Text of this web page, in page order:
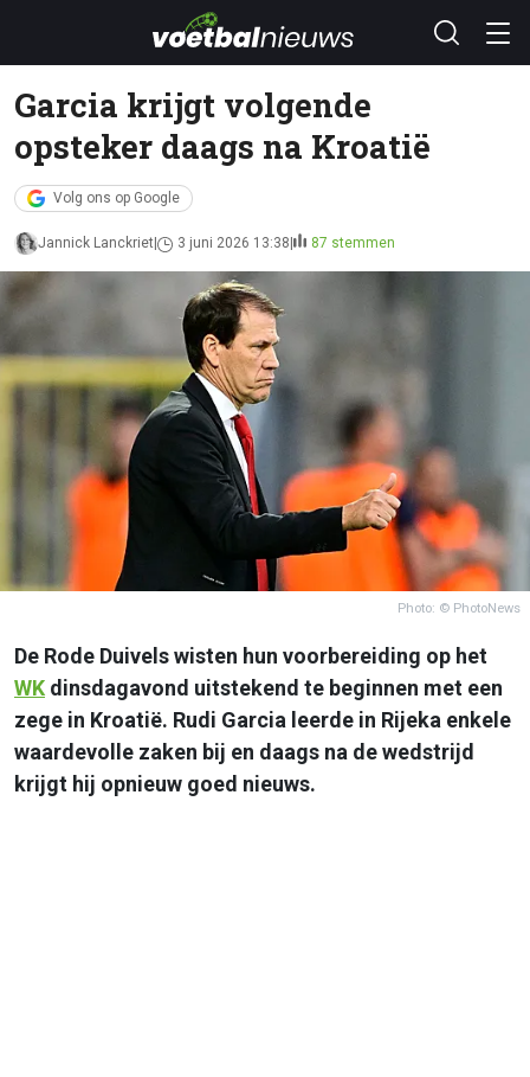
Garcia krijgt volgende
opsteker daags na Kroatië
Volg ons op Google
Jannick Lanckriet 3 juni 2026 13:38 87 stemmen
Photo: © PhotoNews
De Rode Duivels wisten hun voorbereiding op het
WK dinsdagavond uitstekend te beginnen met een
zege in Kroatië. Rudi Garcia leerde in Rijeka enkele
waardevolle zaken bij en daags na de wedstrijd
krijgt hij opnieuw goed nieuws.